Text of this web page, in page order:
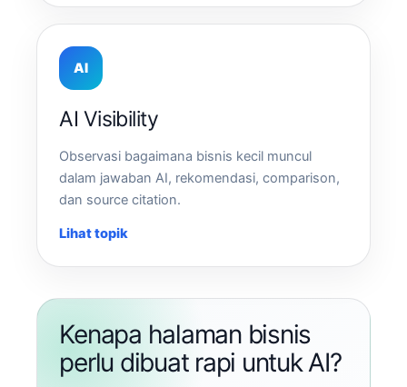
AI
AI Visibility
Observasi bagaimana bisnis kecil muncul
dalam jawaban AI, rekomendasi, comparison,
dan source citation.
Lihat topik
Kenapa halaman bisnis
perlu dibuat rapi untuk AI?